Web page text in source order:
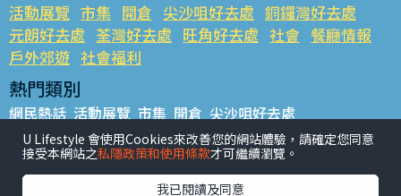
活動展覽 市集 開倉 尖沙咀好去處 銅鑼灣好去處
元朗好去處 荃灣好去處 旺角好去處 社會 餐廳情報
戶外郊遊 社會福利
熱門類別
網民熱話 活動展覽 市集 開倉 尖沙咀好去處
銅鑼灣好去處 元朗好去處 荃灣好去處 旺角好去處 社會
餐廳情報 戶外郊遊
熱門標籤
U Lifestyle 會使用Cookies來改善您的網站體驗，請確定您同意
接受本網站之私隱政策和使用條款才可繼續瀏覽。
我已閱讀及同意